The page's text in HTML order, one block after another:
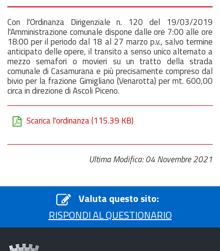
Con l'Ordinanza Dirigenziale n. 120 del 19/03/2019
l'Amministrazione comunale dispone dalle ore 7:00 alle ore
18:00 per il periodo dal 18 al 27 marzo p.v., salvo termine
anticipato delle opere, il transito a senso unico alternato a
mezzo semafori o movieri su un tratto della strada
comunale di Casamurana e più precisamente compreso dal
bivio per la frazione Gimigliano (Venarotta) per mt. 600,00
circa in direzione di Ascoli Piceno.
Scarica l'ordinanza(115.39 KB)
Ultima Modifica: 04 Novembre 2021
Valuta questo sito:
RISPONDI AL QUESTIONARIO